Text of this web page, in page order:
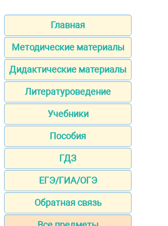
Главная
Методические материалы
Дидактические материалы
Литературоведение
Учебники
Пособия
ГДЗ
ЕГЭ/ГИА/ОГЭ
Обратная связь